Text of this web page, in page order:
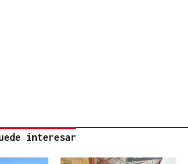
interesar